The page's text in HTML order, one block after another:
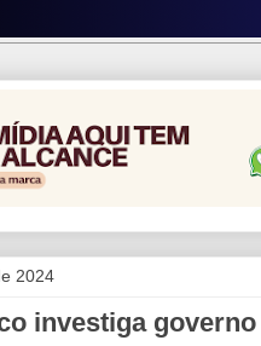
2024
investiga